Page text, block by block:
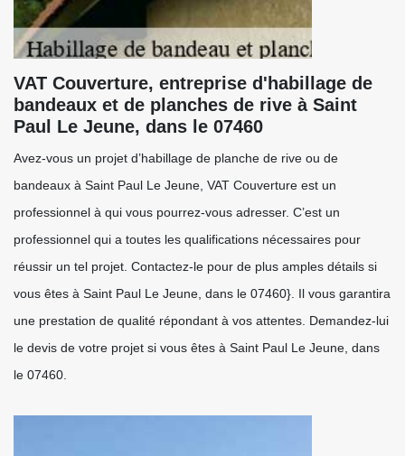
VAT Couverture, entreprise d'habillage de
bandeaux et de planches de rive à Saint
Paul Le Jeune, dans le 07460
Avez-vous un projet d’habillage de planche de rive ou de
bandeaux à Saint Paul Le Jeune, VAT Couverture est un
professionnel à qui vous pourrez-vous adresser. C’est un
professionnel qui a toutes les qualifications nécessaires pour
réussir un tel projet. Contactez-le pour de plus amples détails si
vous êtes à Saint Paul Le Jeune, dans le 07460}. Il vous garantira
une prestation de qualité répondant à vos attentes. Demandez-lui
le devis de votre projet si vous êtes à Saint Paul Le Jeune, dans
le 07460.